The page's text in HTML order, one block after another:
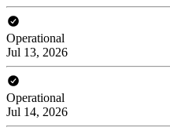
Operational
Jul 13, 2026
Operational
Jul 14, 2026